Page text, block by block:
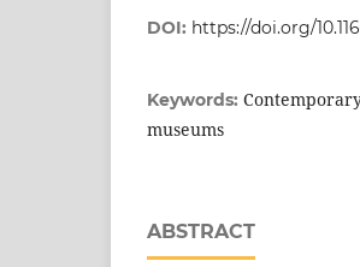
DOI: https://doi.org/
Keywords:
museums
ABSTRACT